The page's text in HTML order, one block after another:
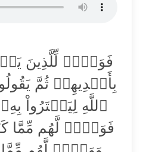
فَوَيۡلٞ لِّلَّذِينَ
بِأَيۡدِيهِمۡ ثُمَّ
ٱللَّهِ لِيَشۡتَرُواْ
فَوَيۡلٞ لَّهُم مِّمَّا